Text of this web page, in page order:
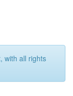
with all rights